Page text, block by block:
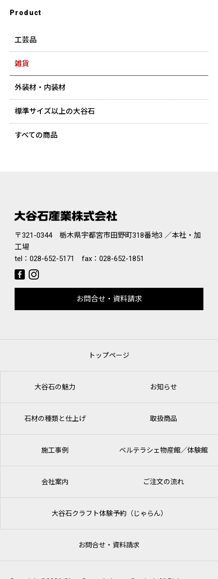
Product
工芸品
雑貨
外装材・内装材
標準サイズ以上の大谷石
すべての商品
〒321-0344 栃木県宇都宮市田野町318番地3 ／本社・加
工場
tel： 028-652-5171 fax：028-652-1851
お問合せ・資料請求
トップページ
大谷石の魅力 お知らせ
石材の種類と仕上げ 取扱商品
施工事例 ベルテラシェ物産館／体験館
会社案内 ご注文の流れ
大谷石クラフト体験予約（じゃらん）
お問合せ・資料請求